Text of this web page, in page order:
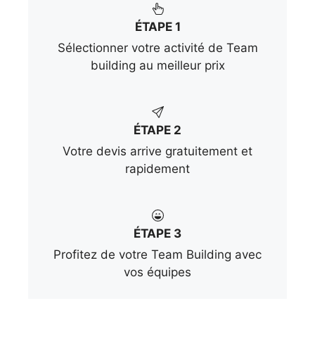
ÉTAPE 1
Sélectionner votre activité de Team
building au meilleur prix
ÉTAPE 2
Votre devis arrive gratuitement et
rapidement
ÉTAPE 3
Profitez de votre Team Building avec
vos équipes